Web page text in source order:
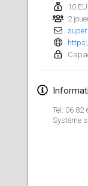
10
2
Tel: 06 82
Système
4
18